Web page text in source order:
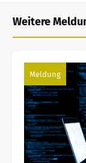
Weitere
Meldung